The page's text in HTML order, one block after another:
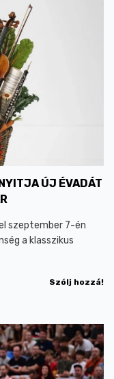
ÚJ ÉVADÁT
szeptember 7-én
a klasszikus
Szólj hozzá!